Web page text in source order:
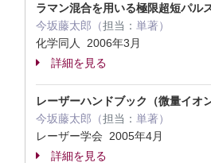
ラマン混合を用いる極限超短パル
今坂藤太郎（担当： 単著）
化学同人 2006年3月
詳細を見る
レーザーハンドブック（微量イオ
今坂藤太郎（担当： 単著）
レーザー学会 2005年4月
詳細を見る